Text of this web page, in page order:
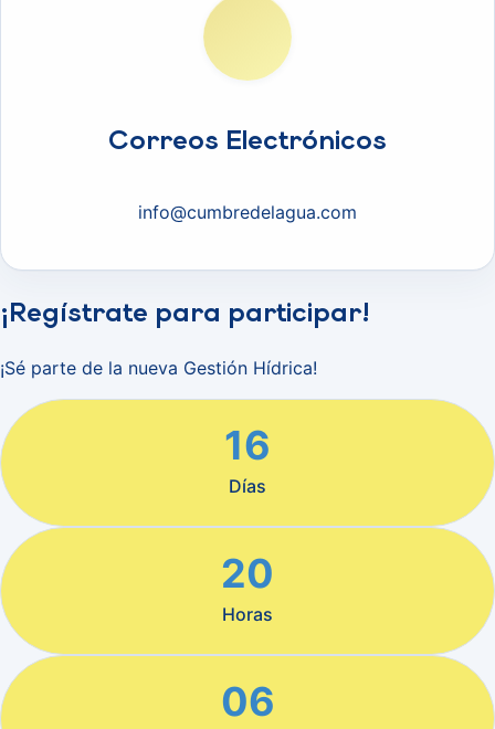
Correos Electrónicos
info@cumbredelagua.com
¡Regístrate para participar!
¡Sé parte de la nueva Gestión Hídrica!
16
Días
20
Horas
06